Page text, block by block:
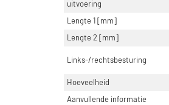
uitvoering
Lengte 1 [mm]
Lengte 2 [mm]
Links-/rechtsbesturing
Hoeveelheid
Aanvullende informatie